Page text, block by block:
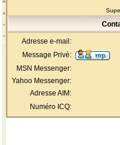
Adresse e-mail:
Message Privé:
MSN Messenger:
Yahoo Messenger:
Adresse AIM:
Numéro ICQ: